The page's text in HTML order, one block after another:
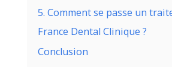
5. Comment se passe un
France Dental Clinique ?
Conclusion